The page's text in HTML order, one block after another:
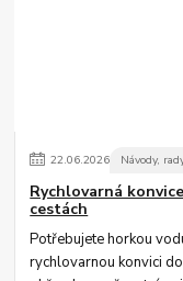
22.06.2026 Návody,
Rychlovarná
cestách
Potřebujete horkou
rychlovarnou konvici